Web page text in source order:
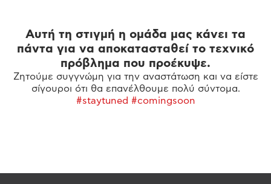
Αυτή τη στιγμή η ομάδα μας κάνει τα
πάντα για να αποκατασταθεί το τεχνικό
πρόβλημα που προέκυψε.
Ζητούμε συγγνώμη για την αναστάτωση και να είστε
σίγουροι ότι θα επανέλθουμε πολύ σύντομα.
#staytuned #comingsoon